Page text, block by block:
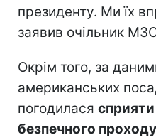
президенту. Ми їх
заявив очільник
Окрім того, за
американських
погодилася
безпечного проходу